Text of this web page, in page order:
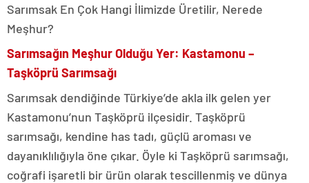
Sarımsak En Çok Hangi İlimizde Üretilir, Nerede
Meşhur?
Sarımsağın Meşhur Olduğu Yer: Kastamonu –
Taşköprü Sarımsağı
Sarımsak dendiğinde Türkiye’de akla ilk gelen yer
Kastamonu’nun Taşköprü ilçesidir. Taşköprü
sarımsağı, kendine has tadı, güçlü aroması ve
dayanıklılığıyla öne çıkar. Öyle ki Taşköprü sarımsağı,
coğrafi işaretli bir ürün olarak tescillenmiş ve dünya